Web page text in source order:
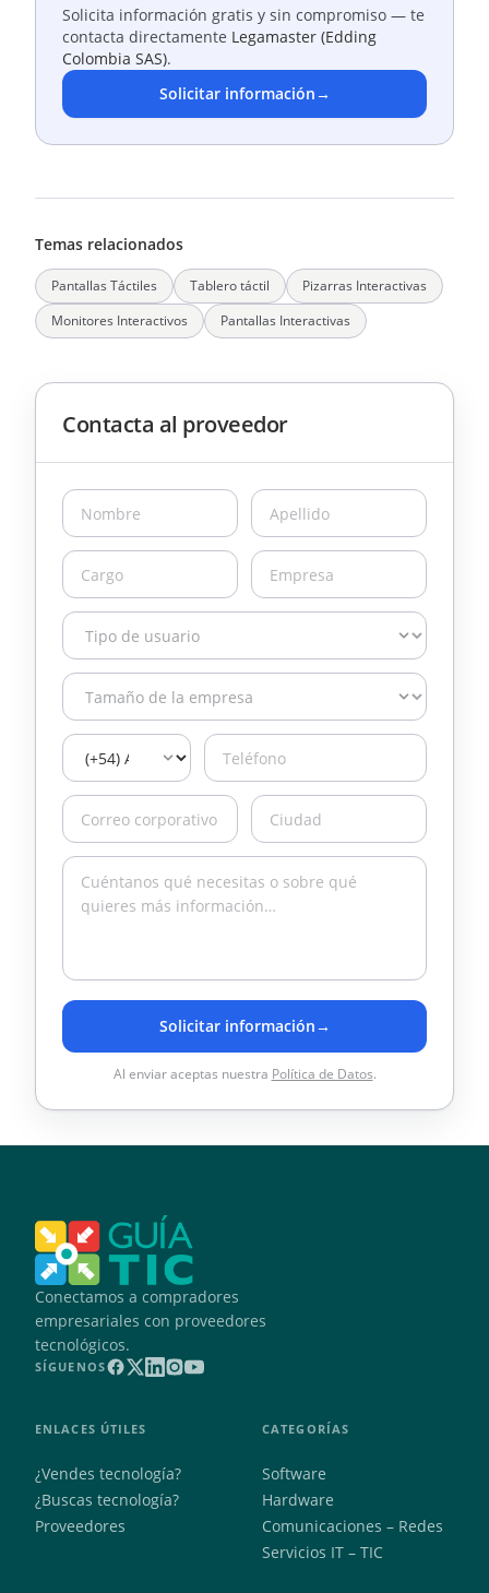
Solicita información gratis y sin compromiso — te
contacta directamente Legamaster (Edding
Colombia SAS).
Solicitar información→
Temas relacionados
Pantallas Táctiles Tablero táctil
Pizarras Interactivas
Monitores Interactivos
Pantallas Interactivas
Contacta al proveedor
Solicitar información→
Al enviar aceptas nuestra Política de Datos.
Conectamos a compradores
empresariales con proveedores
tecnológicos.
SÍGUENOS
ENLACES ÚTILES
¿Vendes tecnología?
¿Buscas tecnología?
Proveedores
CATEGORÍAS
Software
Hardware
Comunicaciones – Redes
Servicios IT – TIC